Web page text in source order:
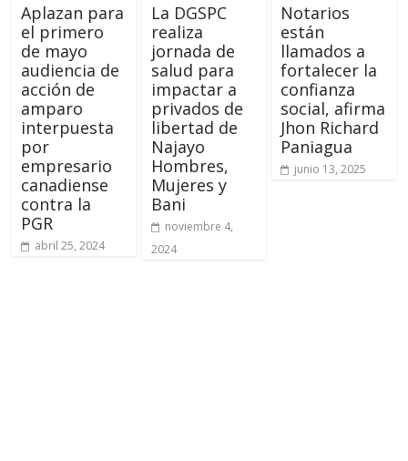
Aplazan para
el primero
de mayo
audiencia de
acción de
amparo
interpuesta
por
empresario
canadiense
contra la
PGR
abril 25, 2024
La DGSPC
realiza
jornada de
salud para
impactar a
privados de
libertad de
Najayo
Hombres,
Mujeres y
Bani
noviembre 4,
2024
Notarios
están
llamados a
fortalecer la
confianza
social, afirma
Jhon Richard
Paniagua
junio 13, 2025